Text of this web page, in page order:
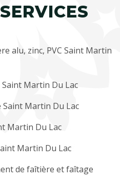
alu, zinc, PVC Saint Martin
Martin Du Lac
Martin Du Lac
Martin Du Lac
Martin Du Lac
de faîtière et faîtage